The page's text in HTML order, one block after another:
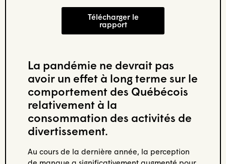
Télécharger le
rapport
La pandémie ne devrait pas
avoir un effet à long terme sur le
comportement des Québécois
relativement à la
consommation des activités de
divertissement.
Au cours de la dernière année, la perception